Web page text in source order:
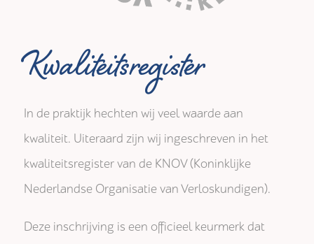
Kwaliteitsregister
In de praktijk hechten wij veel waarde aan
kwaliteit. Uiteraard zijn wij ingeschreven in het
kwaliteitsregister van de KNOV (Koninklijke
Nederlandse Organisatie van Verloskundigen).
Deze inschrijving is een officieel keurmerk dat